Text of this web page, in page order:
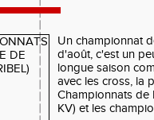
Un championnat
d'août, c'est un
longue saison
avec les cross, la
Championnats de
KV) et les